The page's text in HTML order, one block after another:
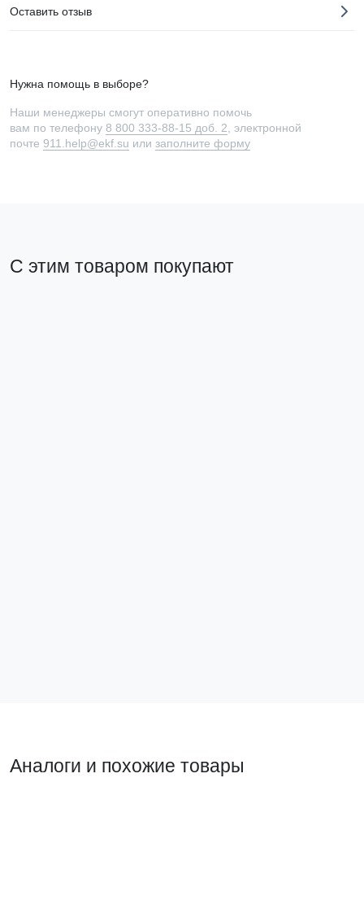
Оставить отзыв
Нужна помощь в выборе?
Наши менеджеры смогут оперативно помочь
вам по телефону 8 800 333-88-15 доб. 2 , электронной
почте 911.help@ekf.su или заполните форму
С этим товаром покупают
Аналоги и похожие товары